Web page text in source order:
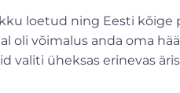
loetud ning Eesti kõige
oli võimalus anda oma
valiti üheksas erinevas